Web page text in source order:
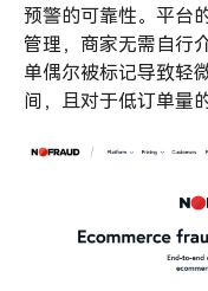
预警的可靠性。平台
管理，商家无需自行
单偶尔被标记导致轻
间，且对于低订单量